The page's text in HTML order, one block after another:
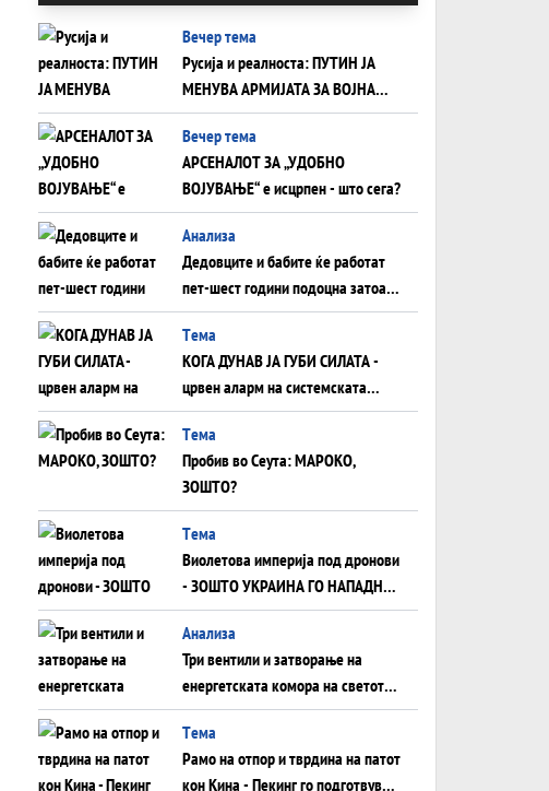
Вечер тема
Русија и реалноста: ПУТИН ЈА
МЕНУВА АРМИЈАТА ЗА ВОЈНА
ШТО ОСТАНУВА БЕЗ ФРОНТ
Вечер тема
АРСЕНАЛОТ ЗА „УДОБНО
ВОЈУВАЊЕ“ е исцрпен - што сега?
Анализа
Дедовците и бабите ќе работат
пет-шест години подоцна затоа
што НЕМААТ ВНУЦИ ДА ГИ
ЗАМЕНАТ
Tема
КОГА ДУНАВ ЈА ГУБИ СИЛАТА -
црвен аларм на системската
плоча од јужна Германија до
Црното Море...
Tема
Пробив во Сеута: МАРОКО,
ЗОШТО?
Tема
Виолетова империја под дронови
- ЗОШТО УКРАИНА ГО НАПАДНА
РУСКИОТ WILDBERRIES
Aнализа
Три вентили и затворање на
енергетската комора на светот:
Нападот во Суец најавува
глобален енергетски инфаркт?
Tема
Рамо на отпор и тврдина на патот
кон Кина - Пекинг го подготвува